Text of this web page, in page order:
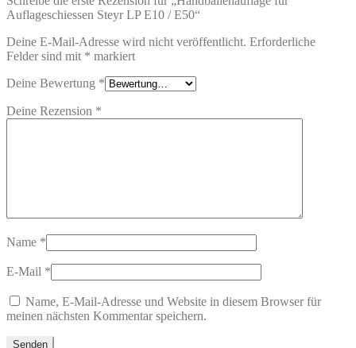
Auflageschiessen Steyr LP E10 / E50“
Deine E-Mail-Adresse wird nicht veröffentlicht. Erforderliche
Felder sind mit * markiert
Deine Bewertung *
Deine Rezension *
Name *
E-Mail *
Name, E-Mail-Adresse und Website in diesem Browser für
meinen nächsten Kommentar speichern.